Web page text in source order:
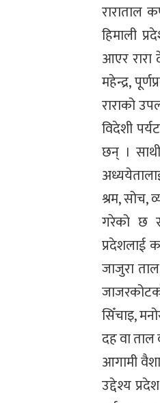
राराताल
हिमाली
आएर
महेन्द्र,
राराको
विदेशी
छन् ।
श्रम, सोच,
गरेको छ र
प्रदेशलाई
जाजुरा
सिँचाइ,
दह वा ताल
आगामी
उद्देश्य